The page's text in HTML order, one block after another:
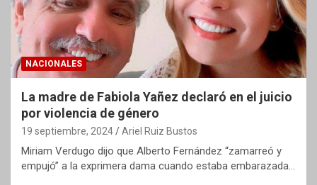
NACIONALES
La madre de Fabiola Yañez declaró en el juicio
por violencia de género
19 septiembre, 2024 Ariel Ruiz Bustos
Miriam Verdugo dijo que Alberto Fernández “zamarreó y
empujó” a la exprimera dama cuando estaba embarazada…